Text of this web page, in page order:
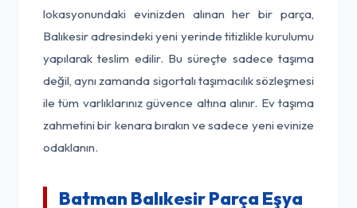
lokasyonundaki evinizden alınan her bir parça,
Balıkesir adresindeki yeni yerinde titizlikle kurulumu
yapılarak teslim edilir. Bu süreçte sadece taşıma
değil, aynı zamanda sigortalı taşımacılık sözleşmesi
ile tüm varlıklarınız güvence altına alınır. Ev taşıma
zahmetini bir kenara bırakın ve sadece yeni evinize
odaklanın.
Batman Balıkesir Parça Eşya